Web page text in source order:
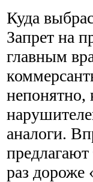
Куда
Запрет на
главным
непонятно,
аналоги.
раз дороже